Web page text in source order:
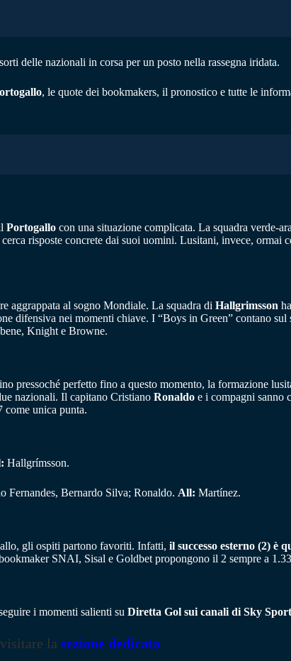
delle nazionali in corsa per un posto nella rassegna iridata.
, le quote dei bookmakers, il pronostico e tutte le
Portogallo con una situazione complicata. La squadra verde-
risposte concrete dai suoi uomini. Lusitani, invece, ormai
aggrappata al sogno Mondiale. La squadra di Hallgrimsson
difensiva nei momenti chiave. I “Boys in Green” contano
Knight e Browne.
pressoché perfetto fino a questo momento, la formazione
nazionali. Il capitano Cristiano Ronaldo e i compagni sanno
come unica punta.
Hallgrímsson.
Fernandes, Bernardo Silva; Ronaldo. All: Martínez.
gli ospiti partono favoriti. Infatti, il successo esterno (2) è
SNAI, Sisal e Goldbet propongono il 2 sempre a
i momenti salienti su Diretta Gol sui canali di Sky Sport
la sezione dedicata